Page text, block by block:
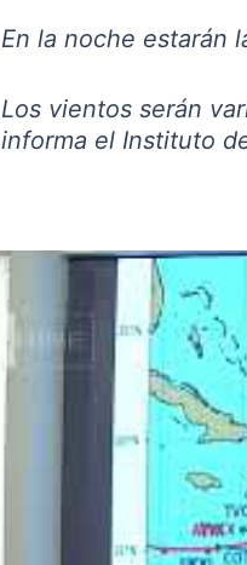
En la noche estarán
Los vientos serán
informa el Instituto